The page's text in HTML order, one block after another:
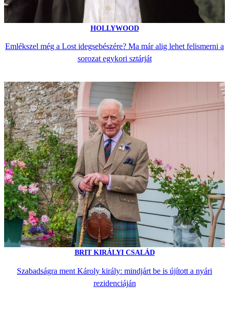
HOLLYWOOD
Emlékszel még a Lost idegsebészére? Ma már alig lehet felismerni a
sorozat egykori sztárját
BRIT KIRÁLYI CSALÁD
Szabadságra ment Károly király: mindjárt be is újított a nyári
rezidenciáján